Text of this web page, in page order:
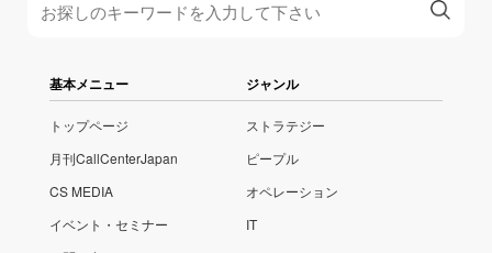
基本メニュー
トップページ
月刊CallCenterJapan
CS MEDIA
イベント・セミナー
ジャンル
ストラテジー
ピープル
オペレーション
IT